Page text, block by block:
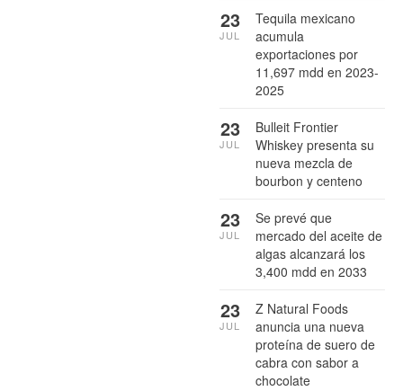
Tequila mexicano
acumula
exportaciones por
11,697 mdd en 2023-
2025
23
JUL
Bulleit Frontier
Whiskey presenta su
nueva mezcla de
bourbon y centeno
23
JUL
Se prevé que
mercado del aceite de
algas alcanzará los
3,400 mdd en 2033
23
JUL
Z Natural Foods
anuncia una nueva
proteína de suero de
cabra con sabor a
chocolate
23
JUL